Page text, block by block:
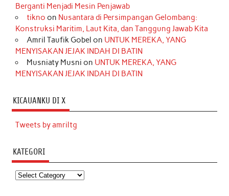
Berganti Menjadi Mesin Penjawab
tikno on Nusantara di Persimpangan Gelombang:
Konstruksi Maritim, Laut Kita, dan Tanggung Jawab Kita
Amril Taufik Gobel on UNTUK MEREKA, YANG
MENYISAKAN JEJAK INDAH DI BATIN
Musniaty Musni on UNTUK MEREKA, YANG
MENYISAKAN JEJAK INDAH DI BATIN
KICAUANKU DI X
Tweets by amriltg
KATEGORI
Kategori